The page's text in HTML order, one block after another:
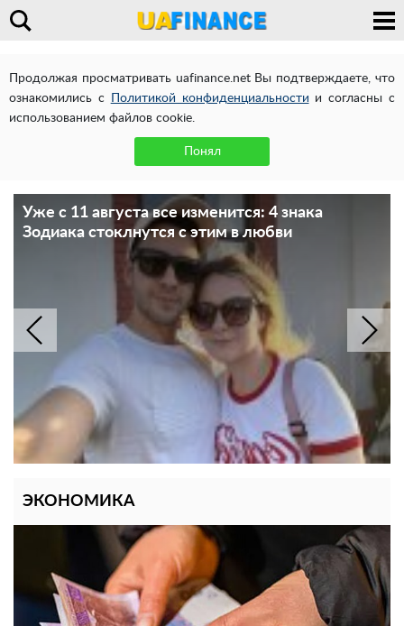
Продолжая просматривать uafinance.net Вы подтверждаете, что
ознакомились с
Политикой конфиденциальности и согласны с
использованием файлов cookie.
Понял
Уже с 11 августа все изменится: 4 знака
Зодиака стоклнутся с этим в любви
ЭКОНОМИКА